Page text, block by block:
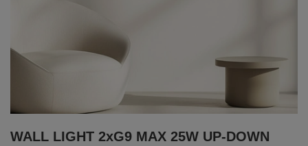
WALL LIGHT 2xG9 MAX 25W UP-DOWN